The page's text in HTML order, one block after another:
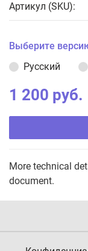
Артикул (SKU):
Выберите
Русский
1 200 руб.
More technical
document.